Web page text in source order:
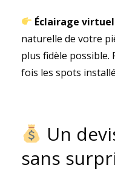
Éclairage virtuel
naturelle de votre
plus fidèle possible.
fois les spots
Un
sans